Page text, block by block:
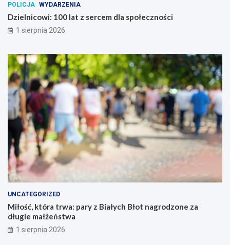
POLICJA WYDARZENIA
Dzielnicowi: 100 lat z sercem dla społeczności
1 sierpnia 2026
UNCATEGORIZED
Miłość, która trwa: pary z Białych Błot nagrodzone za
długie małżeństwa
1 sierpnia 2026